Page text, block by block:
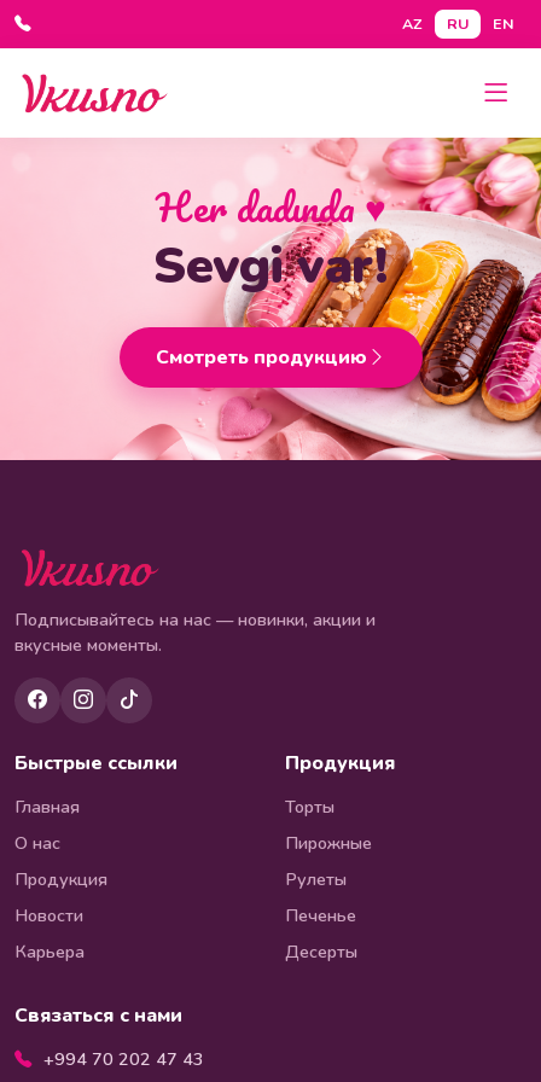
AZ RU EN
Her dadında♥
Sevgi var!
Смотреть продукцию
Подписывайтесь на нас — новинки, акции и
вкусные моменты.
Быстрые ссылки
Главная
О нас
Продукция
Новости
Карьера
Продукция
Торты
Пирожные
Рулеты
Печенье
Десерты
Связаться с нами
+994 70 202 47 43